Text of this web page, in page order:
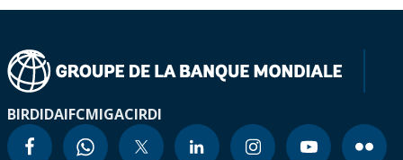
BIRDIDAIFCMIGACIRDI